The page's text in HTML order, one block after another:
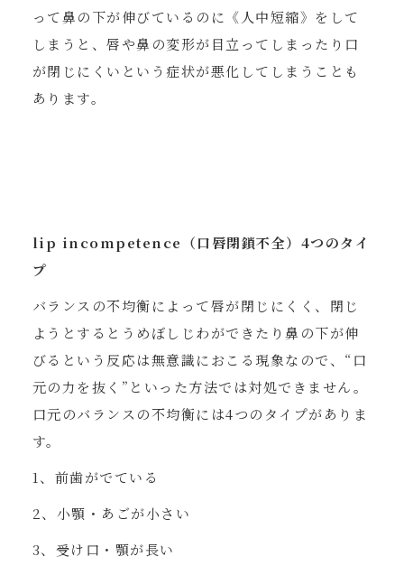
って鼻の下が伸びているのに《人中短縮》をして
しまうと、唇や鼻の変形が目立ってしまったり口
が閉じにくいという症状が悪化してしまうことも
あります。
lip incompetence（口唇閉鎖不全）4つのタイ
プ
バランスの不均衡によって唇が閉じにくく、閉じ
ようとするとうめぼしじわができたり鼻の下が伸
びるという反応は無意識におこる現象なので、“口
元の力を抜く”といった方法では対処できません。
口元のバランスの不均衡には4つのタイプがありま
す。
1、前歯がでている
2、小顎・あごが小さい
3、受け口・顎が長い